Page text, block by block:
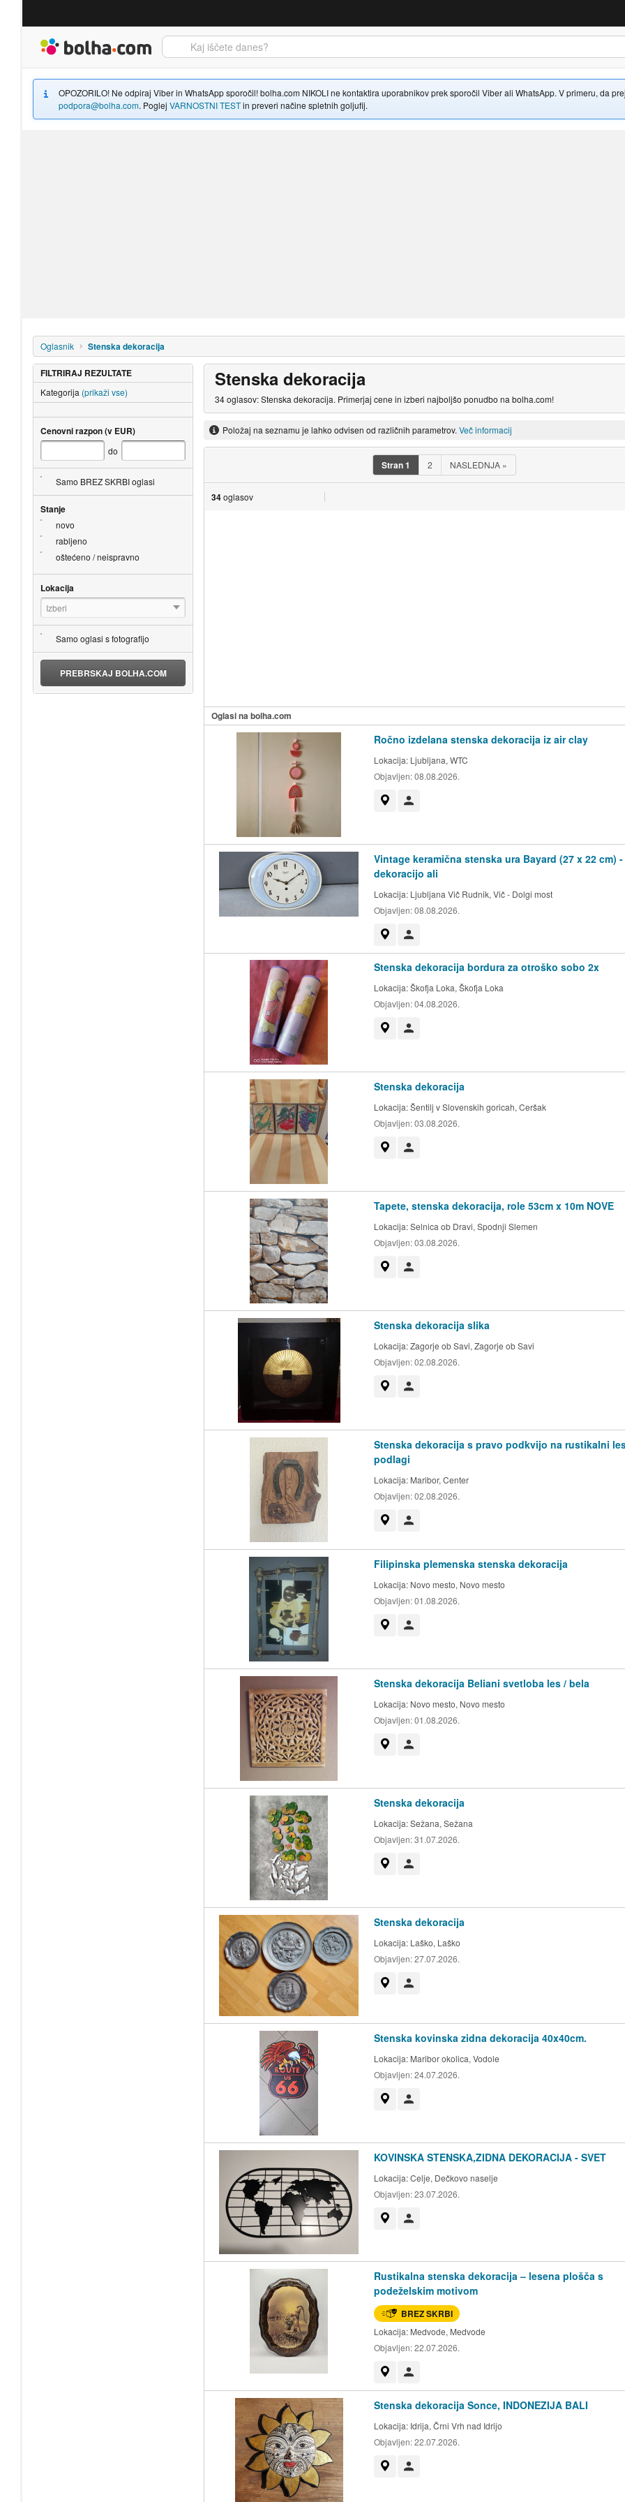
OPOZORILO! Ne odpiraj Viber in WhatsApp sporočil! bolha.com NIKOLI ne kontaktira uporabnikov prek sporočil Viber ali WhatsApp. V primeru, da
podpora@bolha.com. Poglej VARNOSTNI TESTin preveri načine spletnih goljufij.
Oglasnik Stenska dekoracija
Stenska dekoracija
34 oglasov: Stenska dekoracija. Primerjaj cene in izberi najboljšo ponudbo na bolha.com!
Položaj na seznamu je lahko odvisen od različnih parametrov. Več informacij
Stran1 2 NASLEDNJA »
34oglasov
Oglasi na bolha.com
Ročno izdelana stenska dekoracija iz air clay
Lokacija: Ljubljana, WTC
Objavljen:08.08.2026.
Vintage keramična stenska ura Bayard (27 x 22 cm) -
dekoracijo ali
Lokacija: Ljubljana Vič Rudnik, Vič - Dolgi most
Objavljen:08.08.2026.
Stenska dekoracija bordura za otroško sobo 2x
Lokacija:Škofja Loka, Škofja Loka
Objavljen:04.08.2026.
Stenska dekoracija
Lokacija:Šentilj v Slovenskih goricah, Ceršak
Objavljen:03.08.2026.
Tapete, stenska dekoracija, role 53cm x 10m NOVE
Lokacija:Selnica ob Dravi, Spodnji Slemen
Objavljen:03.08.2026.
Stenska dekoracija slika
Lokacija:Zagorje ob Savi, Zagorje ob Savi
Objavljen:02.08.2026.
Stenska dekoracija s pravo podkvijo na rustikalni
podlagi
Lokacija: Maribor, Center
Objavljen:02.08.2026.
Filipinska plemenska stenska dekoracija
Lokacija: Novo mesto, Novo mesto
Objavljen:01.08.2026.
Stenska dekoracija Beliani svetloba les / bela
Lokacija: Novo mesto, Novo mesto
Objavljen:01.08.2026.
Stenska dekoracija
Lokacija:Sežana, Sežana
Objavljen:31.07.2026.
Stenska dekoracija
Lokacija: Laško, Laško
Objavljen:27.07.2026.
Stenska kovinska zidna dekoracija 40x40cm.
Lokacija: Maribor okolica, Vodole
Objavljen:24.07.2026.
KOVINSKA STENSKA,ZIDNA DEKORACIJA - SVET
Lokacija:Celje, Dečkovo naselje
Objavljen:23.07.2026.
Rustikalna stenska dekoracija – lesena plošča s
podeželskim motivom
BREZ SKRBI
Lokacija: Medvode, Medvode
Objavljen:22.07.2026.
Stenska dekoracija Sonce, INDONEZIJA BALI
Lokacija: Idrija, Črni Vrh nad Idrijo
Objavljen:22.07.2026.
FILTRIRAJ REZULTATE
Kategorija (prikaži vse)
Cenovni razpon (v EUR)
do
Samo BREZ SKRBI oglasi
Stanje
novo
rabljeno
oštećeno / neispravno
Lokacija
Izberi
Samo oglasi s fotografijo
PREBRSKAJ BOLHA.COM